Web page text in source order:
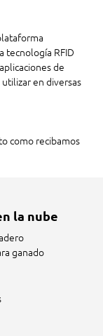
tecnología RFID
de
en diversas
como recibamos
la nube
ganado